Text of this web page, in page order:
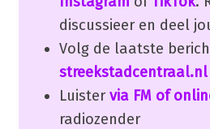
discussieer en deel
Volg de laatste
streekstadcentraal.nl
Luister via FM of
radiozender